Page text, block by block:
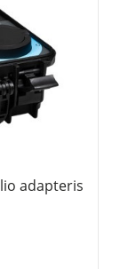
adapteris